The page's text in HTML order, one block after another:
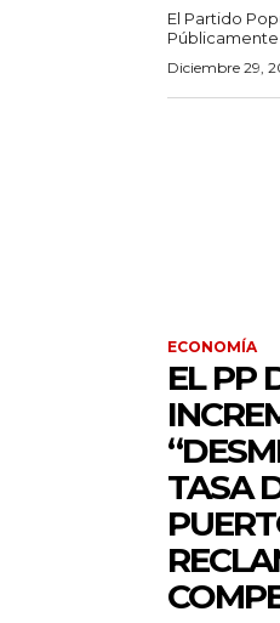
El Partido
Públicamente
Diciembre 29,
ECONOMÍA
EL PP
TASA